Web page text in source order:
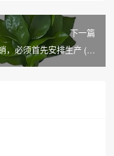
下一篇
，必须首先安排生产 (黑
龙江市、县名)